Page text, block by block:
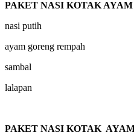
PAKET NASI KOTAK AYAM
nasi putih
ayam goreng rempah
sambal
lalapan
PAKET NASI KOTAK